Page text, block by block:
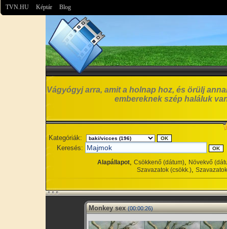
TVN.HU Képtár Blog
Vágyógyj arra, amit a holnap hoz, és örülj
embereknek szép haláluk
Kategóriák:
Keresés:
Alapállapot, Csökkenő (dátum), Növekvő
Szavazatok (csökk.),
Monkey sex (00:00:26)